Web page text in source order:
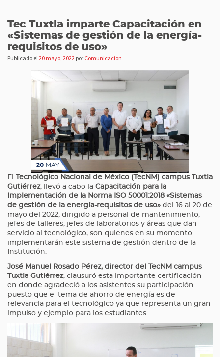
Tec Tuxtla imparte Capacitación en
«Sistemas de gestión de la energía-
requisitos de uso»
Publicado el20 mayo, 2022 por Comunicacion
El
Tecnológico Nacional de México (TecNM) campus Tuxtla
Gutiérrez, llevó a cabo la Capacitación para la
Implementación de la Norma ISO 50001:2018 «Sistemas
de gestión de la energía-requisitos de uso» del 16 al 20 de
mayo del 2022, dirigido a personal de mantenimiento,
jefes de talleres, jefes de laboratorios y áreas que dan
servicio al tecnológico, son quienes en su momento
implementarán este sistema de gestión dentro de la
Institución.
José Manuel Rosado Pérez, director del TecNM campus
Tuxtla Gutiérrez, clausuró esta importante certificación
en donde agradeció a los asistentes su participación
puesto que el tema de ahorro de energía es de
relevancia para el tecnológico ya que representa un gran
impulso y ejemplo para los estudiantes.